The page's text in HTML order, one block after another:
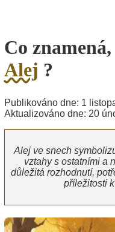
Co
Alej ?
Publikováno dne: 1
Aktualizováno dne: 20
Alej ve snech
vztahy s ostatními a
důležitá rozhodnutí,
příležitosti